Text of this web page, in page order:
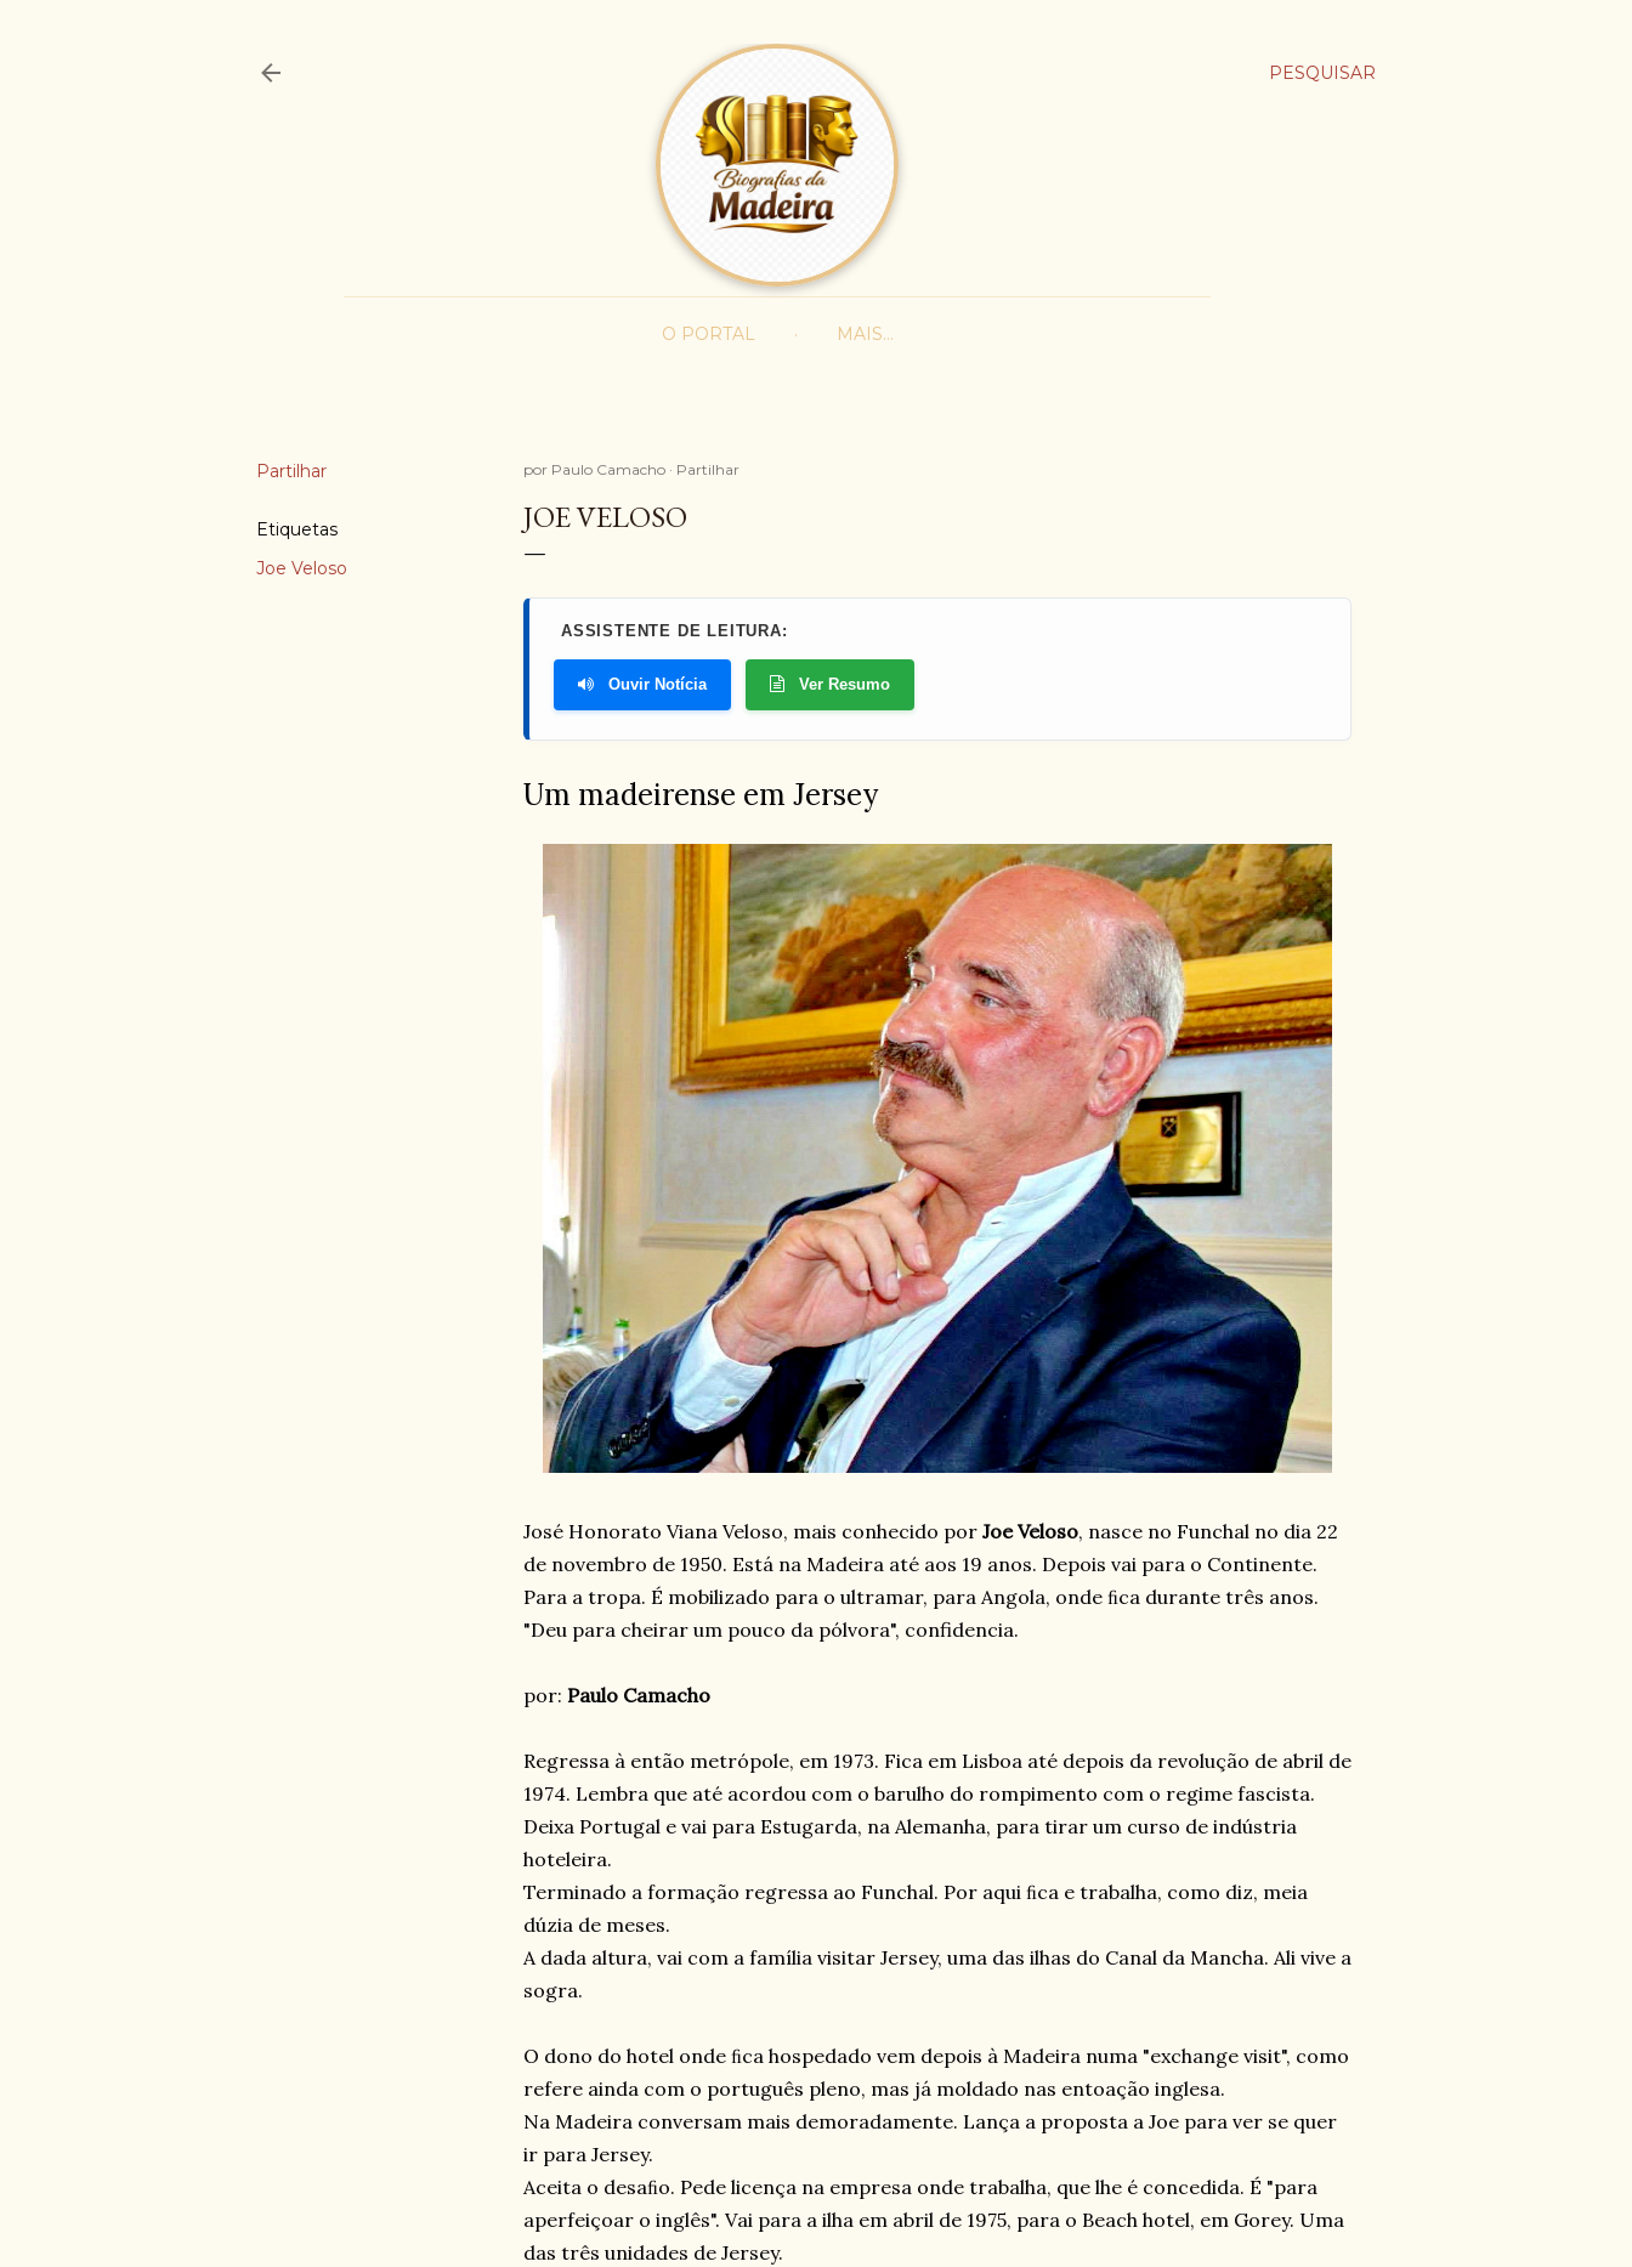
PESQUISAR
O PORTAL MAIS…
Partilhar
Etiquetas
Joe Veloso
por Paulo Camacho Partilhar
JOE VELOSO
ASSISTENTE DE LEITURA:
Ouvir Notícia Ver Resumo
Um madeirense em Jersey
José Honorato Viana Veloso, mais conhecido por Joe Veloso, nasce no Funchal no dia 22
de novembro de 1950. Está na Madeira até aos 19 anos. Depois vai para o Continente.
Para a tropa. É mobilizado para o ultramar, para Angola, onde ﬁca durante três anos.
"Deu para cheirar um pouco da pólvora", confidencia.
por: Paulo Camacho
Regressa à então metrópole, em 1973. Fica em Lisboa até depois da revolução de abril de
1974. Lembra que até acordou com o barulho do rompimento com o regime fascista.
Deixa Portugal e vai para Estugarda, na Alemanha, para tirar um curso de indústria
hoteleira.
Terminado a formação regressa ao Funchal. Por aqui ﬁca e trabalha, como diz, meia
dúzia de meses.
A dada altura, vai com a família visitar Jersey, uma das ilhas do Canal da Mancha. Ali vive a
sogra.
O dono do hotel onde ﬁca hospedado vem depois à Madeira numa "exchange visit", como
refere ainda com o português pleno, mas já moldado nas entoação inglesa.
Na Madeira conversam mais demoradamente. Lança a proposta a Joe para ver se quer
ir para Jersey.
Aceita o desaﬁo. Pede licença na empresa onde trabalha, que lhe é concedida. É "para
aperfeiçoar o inglês". Vai para a ilha em abril de 1975, para o Beach hotel, em Gorey. Uma
das três unidades de Jersey.